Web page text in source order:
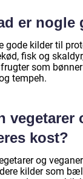
er nogle
gode kilder til
fisk og
som
tempeh.
vegetarer
kost?
og
kilder som